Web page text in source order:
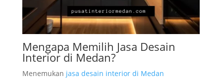
Mengapa Memilih Jasa Desain
Interior di Medan?
Menemukan jasa desain interior di Medan